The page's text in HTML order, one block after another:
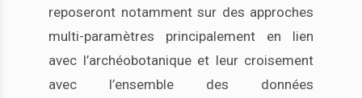
reposeront notamment sur des approches
multi-paramètres principalement en lien
avec l’archéobotanique et leur croisement
avec l’ensemble des données